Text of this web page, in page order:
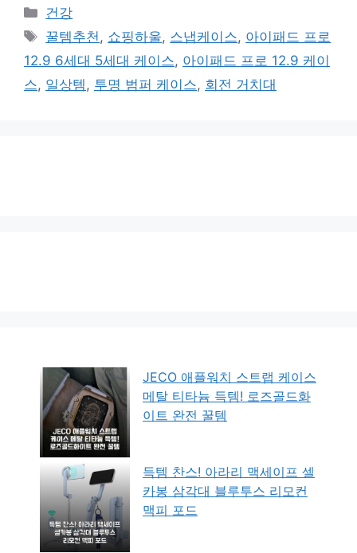
카
테
리
건강
태
그
꿀템추천 , 쇼핑하울, 스냅케이스, 아이패드 프로
12.9 6세대 5세대 케이스, 아이패드 프로 12.9 케이
스, 일상템 , 투명 범퍼 케이스, 회전 거치대
JECO 애플워치 스트랩 케이스
메탈 티타늄 득템! 로즈골드화
이트 완전 꿀템
득템 찬스! 아라리 맥세이프 셀
카봉 삼각대 블루투스 리모컨
맥피 포드